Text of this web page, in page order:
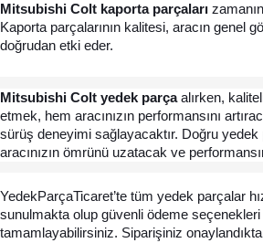
Mitsubishi Colt kaporta parçaları
Kaporta parçalarının kalitesi, aracın genel
doğrudan etki eder.
Mitsubishi Colt yedek parça alırken,
etmek, hem aracınızın performansını
sürüş deneyimi sağlayacaktır. Doğru yedek
aracınızın ömrünü uzatacak ve
YedekParçaTicaret’te tüm yedek parçalar
sunulmakta olup güvenli ödeme
tamamlayabilirsiniz. Siparişiniz